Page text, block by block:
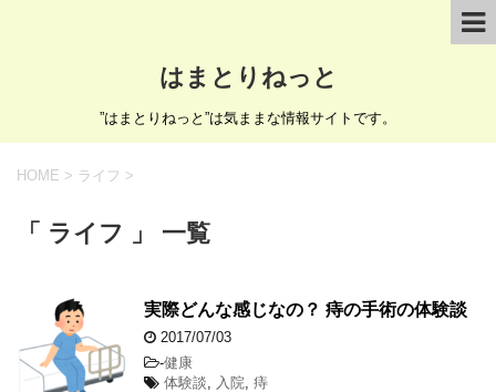
はまとりねっと
”はまとりねっと”は気ままな情報サイトです。
HOME > ライフ >
「 ライフ 」 一覧
実際どんな感じなの？ 痔の手術の体験談
2017/07/03
-健康
体験談
入院 痔